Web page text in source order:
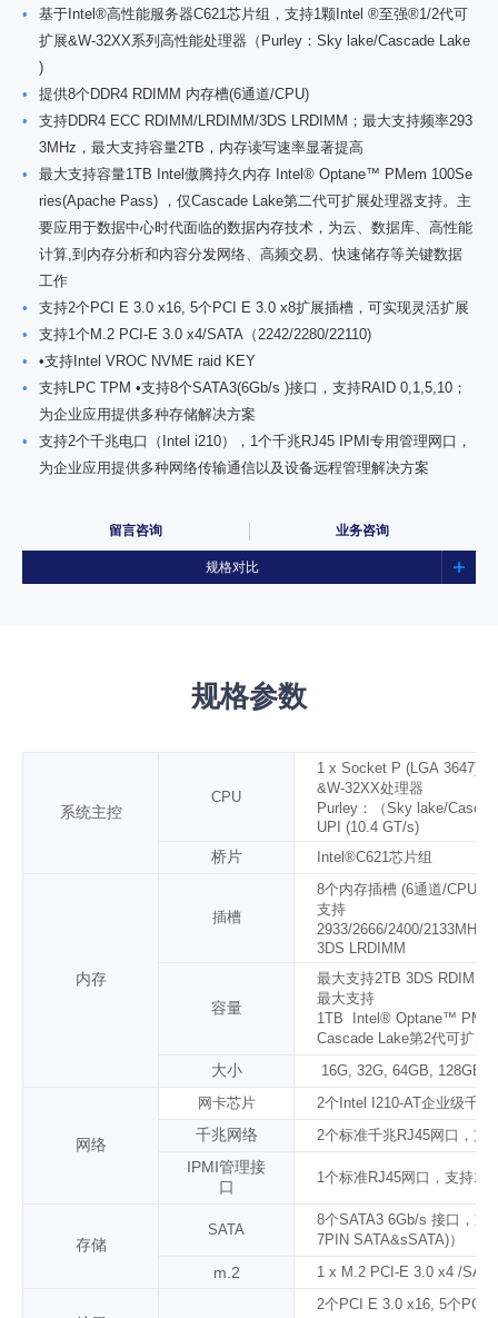
•
基于Intel®高性能服务器C621芯片组，支持1颗Intel ®至强®1/2代可
扩展&W-32XX系列高性能处理器（Purley：Sky lake/Cascade Lake
)
•
提供8个DDR4 RDIMM 内存槽(6通道/CPU)
•
支持DDR4 ECC RDIMM/LRDIMM/3DS LRDIMM；最大支持频率293
3MHz，最大支持容量2TB，内存读写速率显著提高
•
最大支持容量1TB Intel傲腾持久内存 Intel® Optane™ PMem 100Se
ries(Apache Pass) ，仅Cascade Lake第二代可扩展处理器支持。主
要应用于数据中心时代面临的数据内存技术，为云、数据库、高性能
计算,到内存分析和内容分发网络、高频交易、快速储存等关键数据
工作
•
支持2个PCI E 3.0 x16, 5个PCI E 3.0 x8扩展插槽，可实现灵活扩展
•
支持1个M.2 PCI-E 3.0 x4/SATA（2242/2280/22110)
•
•支持Intel VROC NVME raid KEY
•
支持LPC TPM •支持8个SATA3(6Gb/s )接口，支持RAID 0,1,5,10；
为企业应用提供多种存储解决方案
•
支持2个千兆电口（Intel i210），1个千兆RJ45 IPMI专用管理网口，
为企业应用提供多种网络传输通信以及设备远程管理解决方案
留言咨询 业务咨询
规格对比
规格参数
系统主控
CPU
1 x Socket P (LGA 3647)
&W-32XX处理器
Purley ：（Sky lake/
UPI (10.4 GT/s)
桥片 Intel®C621芯片组
内存
插槽
8个内存插槽 (6通道/CPU,
支持
2933/2666/2400/2133MHz
3DS LRDIMM
容量
最大支持2TB 3DS RDIMM
最大支持
1TB Intel® Optane™
Cascade Lake第2代可扩展
大小 16G, 32G, 64GB, 128GB,
网络
网卡芯片 2个 Intel I210-AT企业级千兆
千兆网络 2个标准千兆RJ45网口，支
IPMI管理接
口
1个标准RJ45网口 ，支持10/
存储
SATA
8个SATA3 6Gb/s 接口，支
7PIN SATA&sSATA)）
m.2 1 x M.2 PCI-E 3.0 x4 /SATA
2个PCI E 3.0 x16, 5个PCI